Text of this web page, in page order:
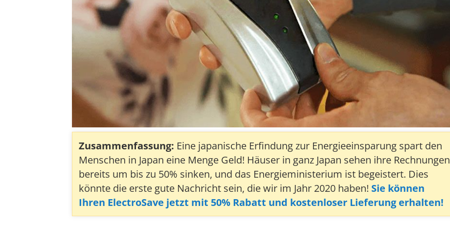
Zusammenfassung: Eine japanische Erfindung zur Energieeinsparung spart den
Menschen in Japan eine Menge Geld! Häuser in ganz Japan sehen ihre Rechnungen
bereits um bis zu 50% sinken, und das Energieministerium ist begeistert. Dies
könnte die erste gute Nachricht sein, die wir im Jahr 2020 haben! Sie können
Ihren ElectroSave jetzt mit 50% Rabatt und kostenloser Lieferung erhalten!